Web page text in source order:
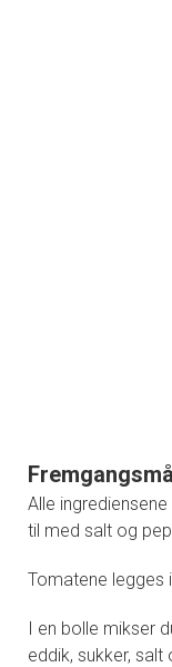
Alle
til med salt og
Tomatene legges
I en bolle mikser
eddik, sukker,